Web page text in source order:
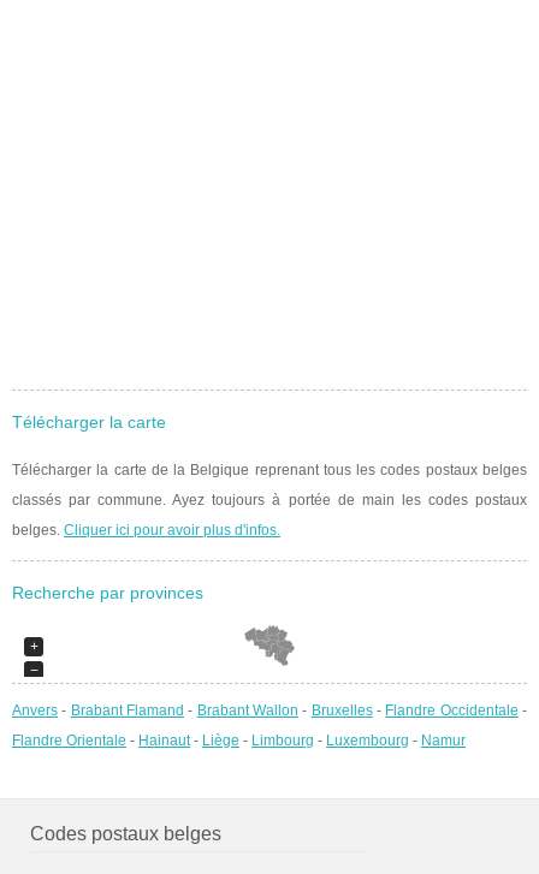
Télécharger la carte
Télécharger la carte de la Belgique reprenant tous les codes postaux belges
classés par commune. Ayez toujours à portée de main les codes postaux
belges. Cliquer ici pour avoir plus d'infos.
Recherche par provinces
+
−
Anvers - Brabant Flamand - Brabant Wallon - Bruxelles- Flandre Occidentale -
Flandre Orientale - Hainaut- Liège - Limbourg - Luxembourg - Namur
Codes postaux belges